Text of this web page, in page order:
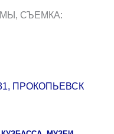
СЪЕМКА: